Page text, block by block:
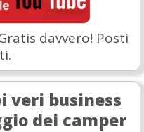
davvero! Posti
veri business
dei camper